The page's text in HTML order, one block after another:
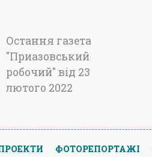
Остання газета
"Приазовський
робочий" від 23
лютого 2022
ФОТОРЕПОРТАЖІ